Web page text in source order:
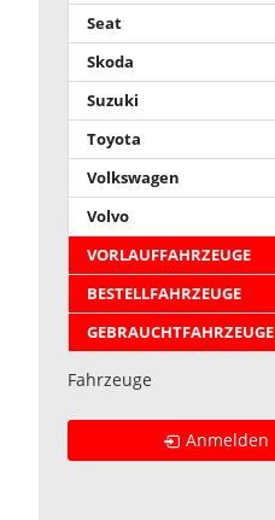
Seat
Skoda
Suzuki
Toyota
Volkswagen
Volvo
VORLAUFFAHRZEUGE
BESTELLFAHRZEUGE
GEBRAUCHTFAHRZEUGE
Fahrzeuge
Anmelden